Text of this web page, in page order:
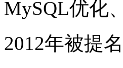
MySQL优化
2012年被提